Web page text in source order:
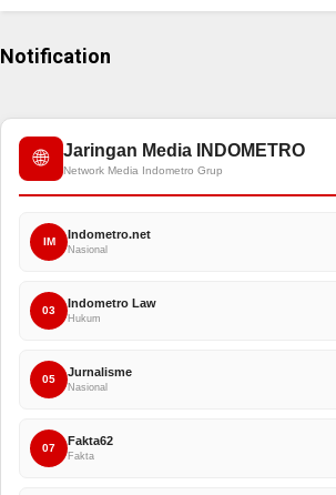
Notification
🌐 Jaringan Media INDOMETRO
Network Media Indometro Grup
IM
Indometro.net
Nasional
03
Indometro Law
Hukum
05
Jurnalisme
Nasional
07
Fakta62
Fakta